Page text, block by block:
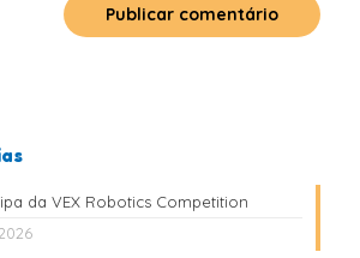
da VEX Robotics Competition